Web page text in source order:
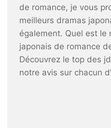
de romance, je vous
meilleurs dramas
également. Quel est le
japonais de romance
Découvrez le top des
notre avis sur chacun